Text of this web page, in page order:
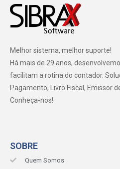
Melhor sistema, melhor suporte!
Há mais de 29 anos,
facilitam a rotina do contador.
Pagamento, Livro Fiscal, Emissor
Conheça-nos!
SOBRE
Quem Somos